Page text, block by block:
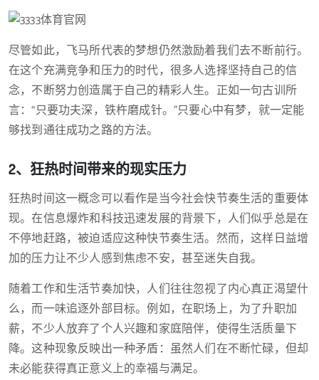
尽管如此，飞马所代表的梦想仍然激励着我们去不断前行。
在这个充满竞争和压力的时代，很多人选择坚持自己的信
念，不断努力创造属于自己的精彩人生。正如一句古训所
言：“只要功夫深，铁杵磨成针。”只要心中有梦，就一定能
够找到通往成功之路的方法。
2、狂热时间带来的现实压力
狂热时间这一概念可以看作是当今社会快节奏生活的重要体
现。在信息爆炸和科技迅速发展的背景下，人们似乎总是在
不停地赶路，被迫适应这种快节奏生活。然而，这样日益增
加的压力让不少人感到焦虑不安，甚至迷失自我。
随着工作和生活节奏加快，人们往往忽视了内心真正渴望什
么，而一味追逐外部目标。例如，在职场上，为了升职加
薪，不少人放弃了个人兴趣和家庭陪伴，使得生活质量下
降。这种现象反映出一种矛盾：虽然人们在不断忙碌，但却
未必能获得真正意义上的幸福与满足。